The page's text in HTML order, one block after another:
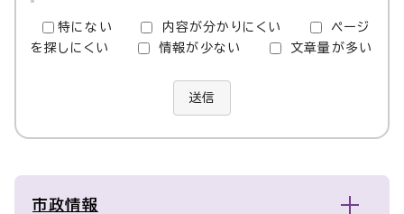
特にない 内容が分かりにくい
ページ
を探しにくい
情報が少ない 文章量が多い
送信
市政情報